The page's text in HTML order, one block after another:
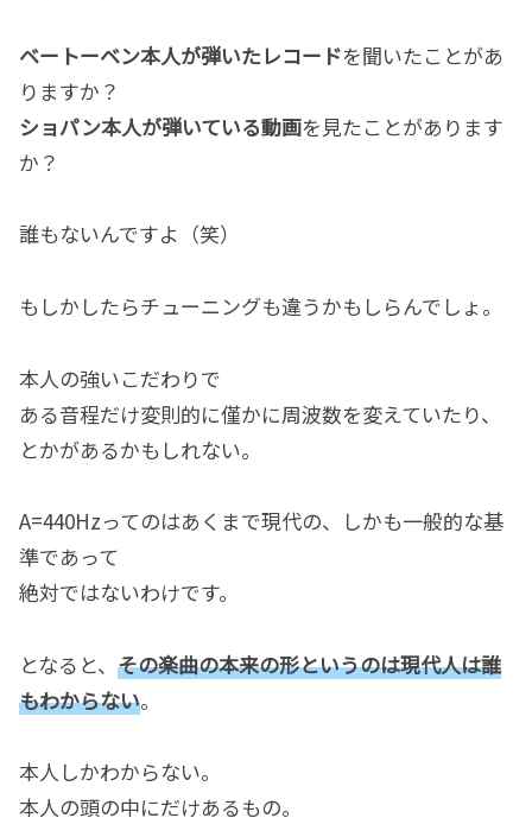
ベートーベン本人が弾いたレコードを聞いたことがあ
りますか？
ショパン本人が弾いている動画を見たことがあります
か？
誰もないんですよ（笑）
もしかしたらチューニングも違うかもしらんでしょ。
本人の強いこだわりで
ある音程だけ変則的に僅かに周波数を変えていたり、
とかがあるかもしれない。
A=440Hzってのはあくまで現代の、しかも一般的な基
準であって
絶対ではないわけです。
となると、 その楽曲の本来の形というのは現代人は誰
もわからない。
本人しかわからない。
本人の頭の中にだけあるもの。